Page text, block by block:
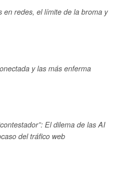
en redes, el límite de la broma y
y las más enferma
El dilema de las AI
del tráfico web